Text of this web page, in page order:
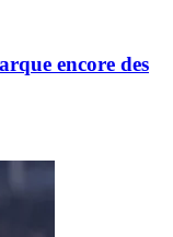
encore des